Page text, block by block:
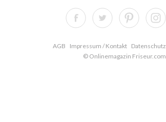
AGB Impressum / Kontakt
Datenschutz
© Onlinemagazin Friseur.com